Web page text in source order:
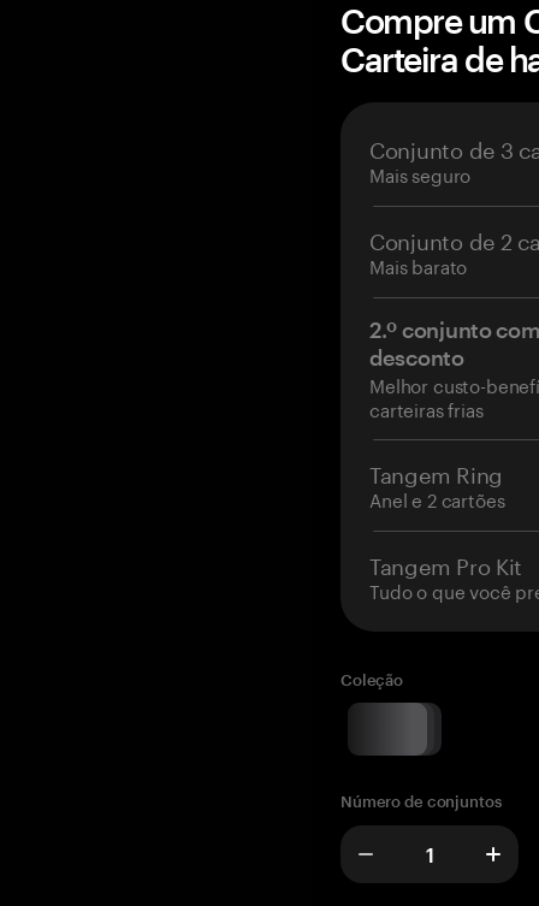
Compre um
Carteira de
Conjunto de 3
Mais seguro
Conjunto de 2
Mais barato
2.º conjunto
desconto
Melhor custo-
carteiras frias
Tangem Ring
Anel e 2 cartões
Tangem Pro Kit
Tudo o que você
Coleção
Número de conjuntos